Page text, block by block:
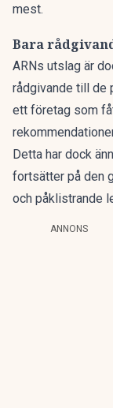
mest.
Bara
ARNs utslag är
rådgivande till de
ett företag som
Detta har dock
fortsätter på den
och påklistrande
ANNONS